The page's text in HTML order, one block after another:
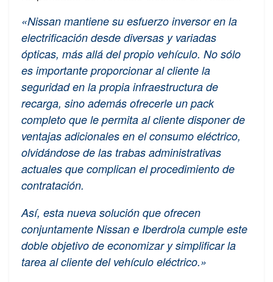
«Nissan mantiene su esfuerzo inversor en la
electrificación desde diversas y variadas
ópticas, más allá del propio vehículo. No sólo
es importante proporcionar al cliente la
seguridad en la propia infraestructura de
recarga, sino además ofrecerle un pack
completo que le permita al cliente disponer de
ventajas adicionales en el consumo eléctrico,
olvidándose de las trabas administrativas
actuales que complican el procedimiento de
contratación.
Así, esta nueva solución que ofrecen
conjuntamente Nissan e Iberdrola cumple este
doble objetivo de economizar y simplificar la
tarea al cliente del vehículo eléctrico.»